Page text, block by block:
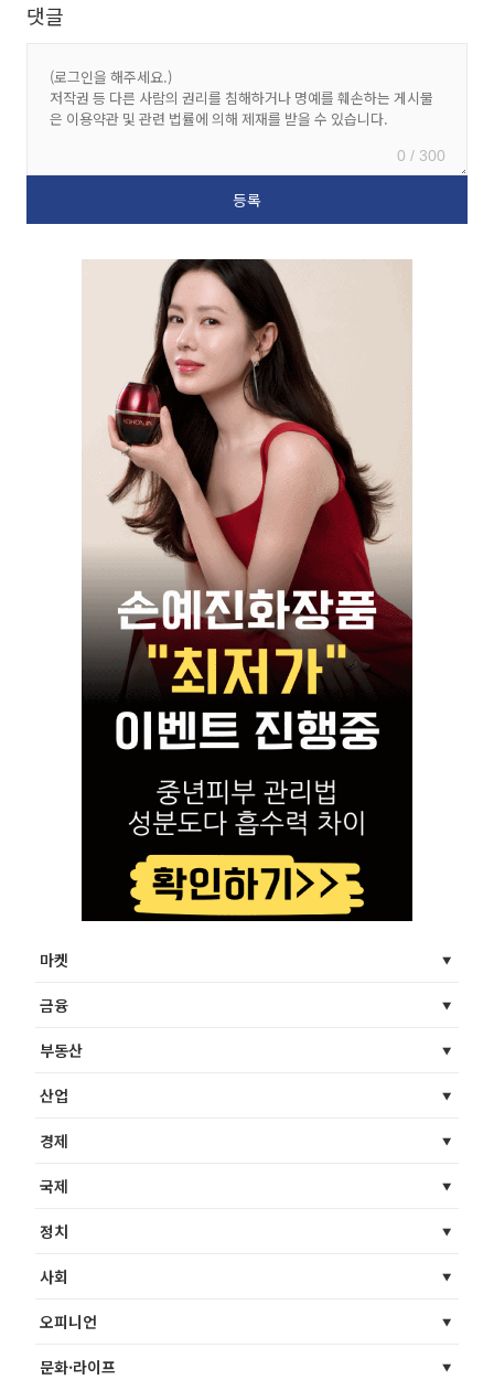
댓글
0 / 300
마켓
금융
부동산
산업
경제
국제
정치
사회
오피니언
문화·라이프